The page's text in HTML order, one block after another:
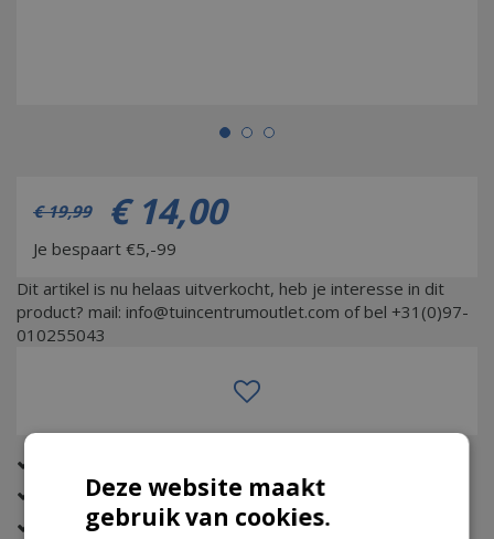
€ 19,99 € 14,00
Je bespaart €5,-99
Dit artikel is nu helaas uitverkocht, heb je interesse in dit
product? mail: info@tuincentrumoutlet.com of bel +31(0)97-
010255043
Eerst zien dan betalen (met Riverty)
Gratis verzending (vanaf €74,99)
Deze website maakt
gebruik van cookies.